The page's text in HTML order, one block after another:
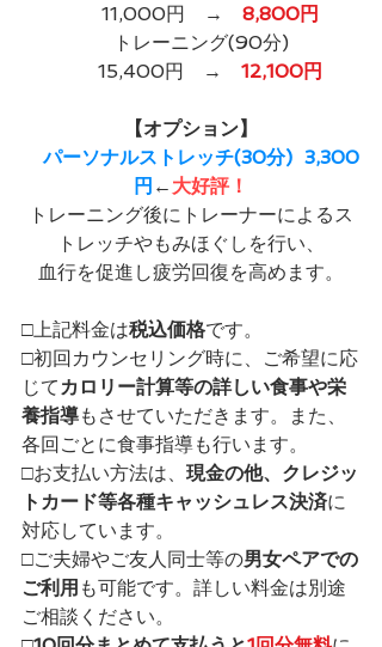
11,000円　→ 8,800円
トレーニング(90分)
15,400円　→ 12,100円
【オプション】
パーソナルストレッチ(30分)  3,300
円 ← 大好評！
トレーニング後にトレーナーによるス
トレッチやもみほぐしを行い、
血行を促進し疲労回復を高めます。
□上記料金は税込価格です。​
​□初回カウンセリング時に、ご希望に応
じてカロリー計算等の詳しい食事や栄
養指導もさせていただきます。また、​
各回ごとに食事指導も行います。
​□お支払い方法は、 現金の他、クレジッ
トカード等各種キャッシュレス決済に
対応しています。
□ご夫婦やご友人同士等の男女ペアでの
ご利用 も可能です。詳しい料金は別途
ご相談ください。